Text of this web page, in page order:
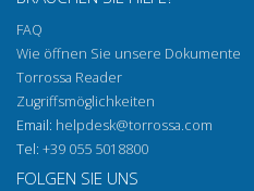
FAQ
Wie öffnen Sie unsere Dokumente
Torrossa Reader
Zugriffsmöglichkeiten
Email: helpdesk@torrossa.com
Tel: +39 055 5018800
FOLGEN SIE UNS